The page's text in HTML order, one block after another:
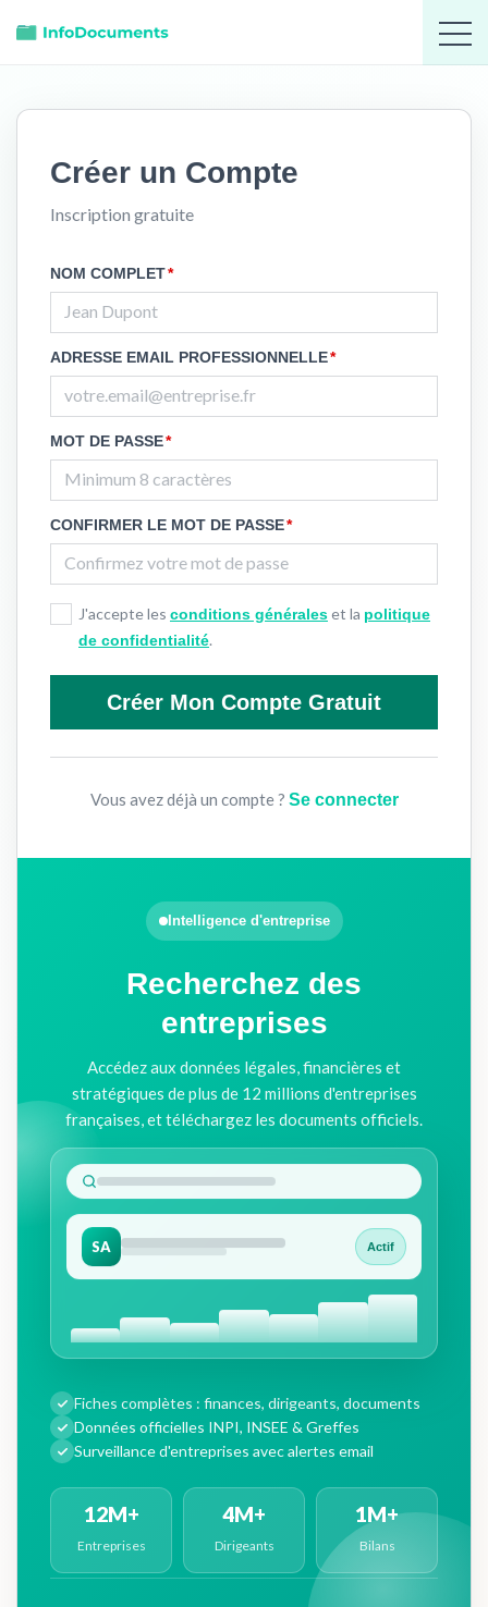
Créer un Compte
Inscription gratuite
NOM COMPLET*
ADRESSE EMAIL PROFESSIONNELLE*
MOT DE PASSE*
CONFIRMER LE MOT DE PASSE*
J'accepte les conditions généraleset la politique
de confidentialité.
Créer Mon Compte Gratuit
Vous avez déjà un compte ? Se connecter
Intelligence d'entreprise
Recherchez des
entreprises
Accédez aux données légales, financières et
stratégiques de plus de 12 millions d'entreprises
françaises, et téléchargez les documents officiels.
SA Actif
Fiches complètes : finances, dirigeants, documents
Données officielles INPI, INSEE & Greffes
Surveillance d'entreprises avec alertes email
12M+
Entreprises
4M+
Dirigeants
1M+
Bilans